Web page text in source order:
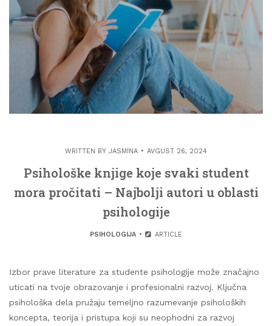
WRITTEN BY JASMINA AVGUST 26, 2024
Psihološke knjige koje svaki student
mora pročitati – Najbolji autori u oblasti
psihologije
PSIHOLOGIJA ARTICLE
Izbor prave literature za studente psihologije može značajno
uticati na tvoje obrazovanje i profesionalni razvoj. Ključna
psihološka dela pružaju temeljno razumevanje psiholoških
koncepta, teorija i pristupa koji su neophodni za razvoj